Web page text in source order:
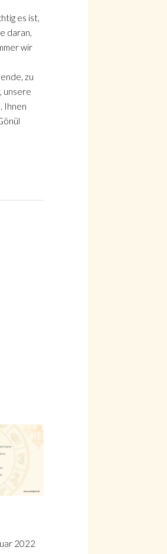
es ist,
daran,
wir
zu
unsere
Ihnen
2022